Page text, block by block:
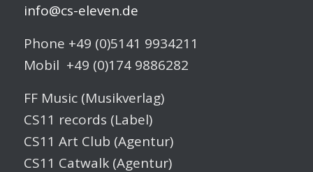
info@cs-eleven.de
Phone +49 (0)5141 9934211
Mobil +49 (0)174 9886282
FF Music (Musikverlag)
CS11 records (Label)
CS11 Art Club (Agentur)
CS11 Catwalk (Agentur)